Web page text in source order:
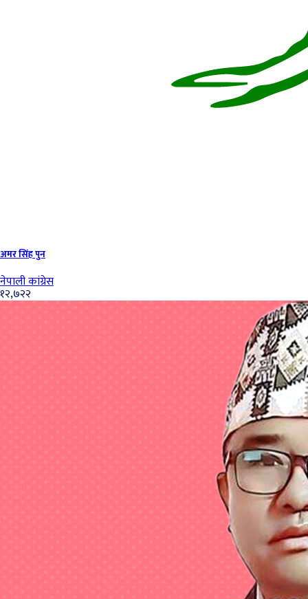
अमर सिंह पुन
नेपाली कांग्रेस
१२,७२२